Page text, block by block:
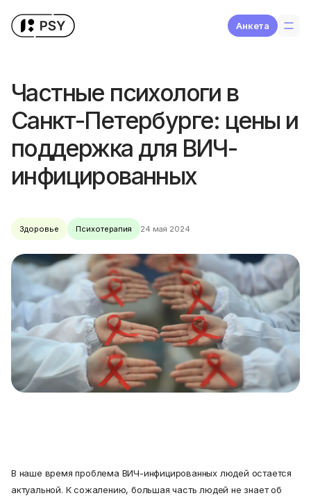
Aнкета
Частные психологи в
Санкт-Петербурге: цены и
поддержка для ВИЧ-
инфицированных
Здоровье Психотерапия 24 мая 2024
В наше время проблема ВИЧ-инфицированных людей остается
актуальной. К сожалению, большая часть людей не знает об